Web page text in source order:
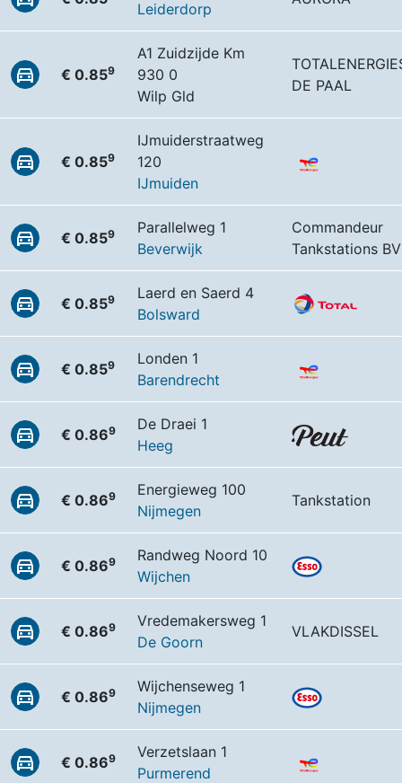
Leiderdorp
€ 0.859
A1 Zuidzijde Km
930 0
Wilp Gld
DE PAAL
€ 0.859
IJmuiderstraatweg
120
IJmuiden
€ 0.859
Parallelweg 1
Beverwijk
Commandeur
Tankstations BV
€ 0.859
Laerd en Saerd 4
Bolsward
€ 0.859
Londen 1
Barendrecht
€ 0.869
De Draei 1
Heeg
€ 0.869
Energieweg 100
Nijmegen
Tankstation
€ 0.869
Randweg Noord 10
Wijchen
€ 0.869
Vredemakersweg 1
De Goorn
VLAKDISSEL
€ 0.869
Wijchenseweg 1
Nijmegen
€ 0.869
Verzetslaan 1
Purmerend